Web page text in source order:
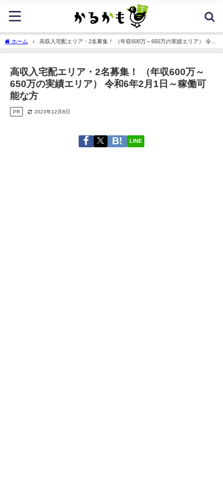
ホーム
高収入宅配エリア・2名募集！ （年収600万～650万の実績エリア） 令和
6年2月1日～稼働可能な方
高収入宅配エリア・2名募集！ （年収600万～
650万の実績エリア） 令和6年2月1日～稼働可
能な方
PR 2023年12月8日
LINE